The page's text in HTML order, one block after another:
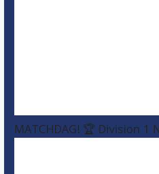
MATCHDAG! 🏆 Division